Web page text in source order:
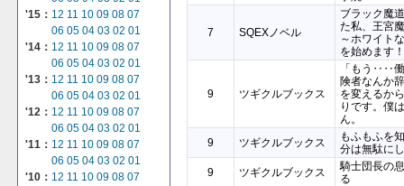
'15： 12 11 10 09 08 07
06 05 04 03 02 01
'14： 12 11 10 09 08 07
06 05 04 03 02 01
'13： 12 11 10 09 08 07
06 05 04 03 02 01
'12： 12 11 10 09 08 07
06 05 04 03 02 01
'11： 12 11 10 09 08 07
06 05 04 03 02 01
'10： 12 11 10 09 08 07
7 SQEXノベル
ブラック魔
た私、王宮
～ホワイト
を始めます
9 ツギクルブックス
「もう‥‥
険者なんか
を変えるか
りです。僕
ん。
9
ツギクルブックス
もふもふを
分は無駄に
9
ツギクルブックス
騎士団長の
る